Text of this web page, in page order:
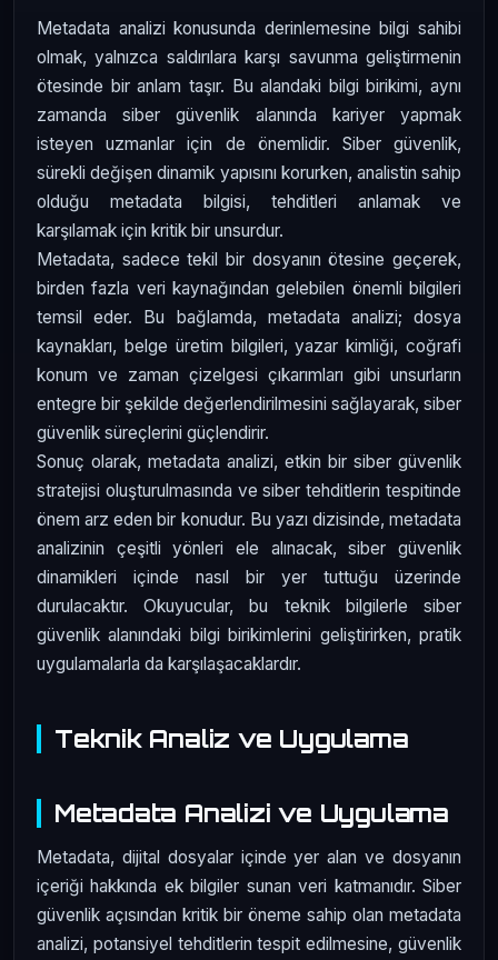
Metadata analizi konusunda derinlemesine bilgi sahibi
olmak, yalnızca saldırılara karşı savunma geliştirmenin
ötesinde bir anlam taşır. Bu alandaki bilgi birikimi, aynı
zamanda siber güvenlik alanında kariyer yapmak
isteyen uzmanlar için de önemlidir. Siber güvenlik,
sürekli değişen dinamik yapısını korurken, analistin sahip
olduğu metadata bilgisi, tehditleri anlamak ve
karşılamak için kritik bir unsurdur.
Metadata, sadece tekil bir dosyanın ötesine geçerek,
birden fazla veri kaynağından gelebilen önemli bilgileri
temsil eder. Bu bağlamda, metadata analizi; dosya
kaynakları, belge üretim bilgileri, yazar kimliği, coğrafi
konum ve zaman çizelgesi çıkarımları gibi unsurların
entegre bir şekilde değerlendirilmesini sağlayarak, siber
güvenlik süreçlerini güçlendirir.
Sonuç olarak, metadata analizi, etkin bir siber güvenlik
stratejisi oluşturulmasında ve siber tehditlerin tespitinde
önem arz eden bir konudur. Bu yazı dizisinde, metadata
analizinin çeşitli yönleri ele alınacak, siber güvenlik
dinamikleri içinde nasıl bir yer tuttuğu üzerinde
durulacaktır. Okuyucular, bu teknik bilgilerle siber
güvenlik alanındaki bilgi birikimlerini geliştirirken, pratik
uygulamalarla da karşılaşacaklardır.
Teknik Analiz ve Uygulama
Metadata Analizi ve Uygulama
Metadata, dijital dosyalar içinde yer alan ve dosyanın
içeriği hakkında ek bilgiler sunan veri katmanıdır. Siber
güvenlik açısından kritik bir öneme sahip olan metadata
analizi, potansiyel tehditlerin tespit edilmesine, güvenlik